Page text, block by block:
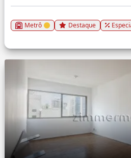
Metrô Destaque